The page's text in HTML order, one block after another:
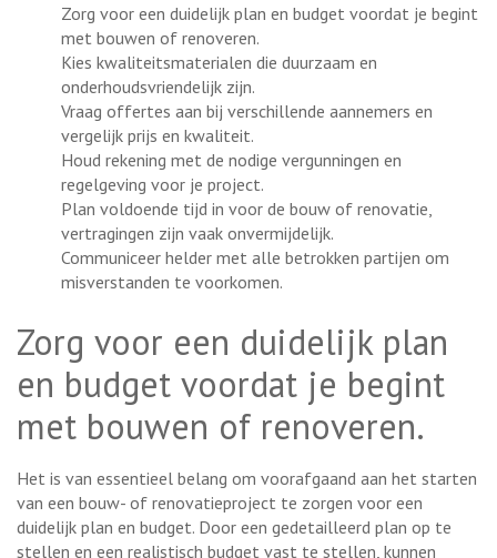
Zorg voor een duidelijk plan en budget voordat je begint
met bouwen of renoveren.
Kies kwaliteitsmaterialen die duurzaam en
onderhoudsvriendelijk zijn.
Vraag offertes aan bij verschillende aannemers en
vergelijk prijs en kwaliteit.
Houd rekening met de nodige vergunningen en
regelgeving voor je project.
Plan voldoende tijd in voor de bouw of renovatie,
vertragingen zijn vaak onvermijdelijk.
Communiceer helder met alle betrokken partijen om
misverstanden te voorkomen.
Zorg voor een duidelijk plan
en budget voordat je begint
met bouwen of renoveren.
Het is van essentieel belang om voorafgaand aan het starten
van een bouw- of renovatieproject te zorgen voor een
duidelijk plan en budget. Door een gedetailleerd plan op te
stellen en een realistisch budget vast te stellen, kunnen